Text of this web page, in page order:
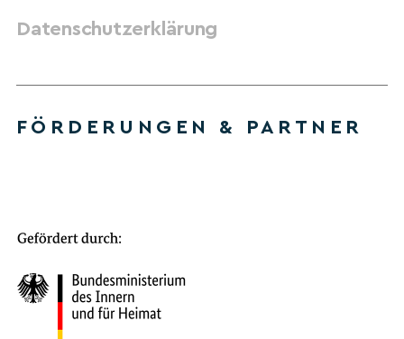
Datenschutzerklärung
FÖRDERUNGEN & PARTNER